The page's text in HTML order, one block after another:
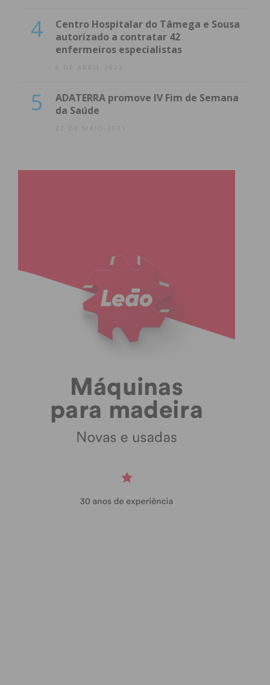
4
Centro Hospitalar do Tâmega e Sousa
autorizado a contratar 42
enfermeiros especialistas
8 DE ABRIL 2022
5
ADATERRA promove IV Fim de Semana
da Saúde
21 DE MAIO 2021